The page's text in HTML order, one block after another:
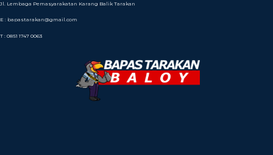
Jl. Lembaga Pemasyarakatan Karang Balik Tarakan
E : bapastarakan@gmail.com
T : 0851 1747 0063